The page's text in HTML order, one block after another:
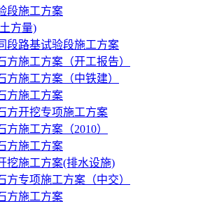
段施工方案
方量)
段路基试验段施工方案
方施工方案（开工报告）
施工方案（中铁建）
方施工方案
方开挖专项施工方案
施工方案（2010）
方施工方案
挖施工方案(排水设施)
方专项施工方案（中交）
方施工方案